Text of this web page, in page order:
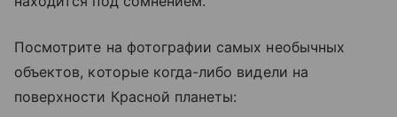
Посмотрите на фотографии самых необычных
объектов, которые когда-либо видели на
поверхности Красной планеты: